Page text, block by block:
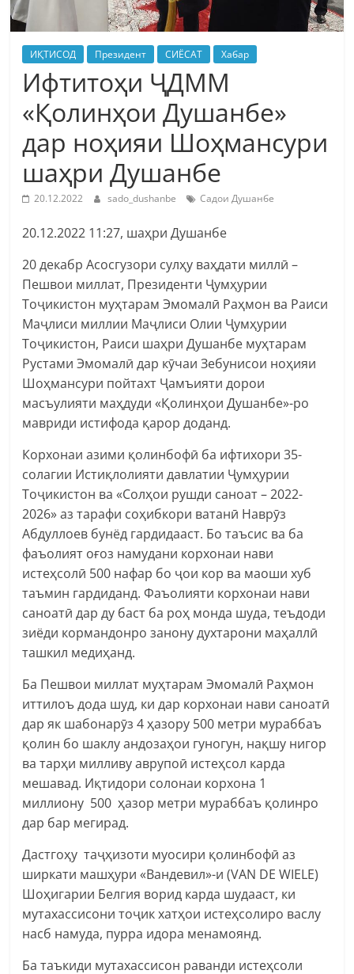
ИҚТИСОД Президент СИЁСАТ Хабар
Ифтитоҳи ҶДММ
«Қолинҳои Душанбе»
дар ноҳияи Шоҳмансури
шаҳри Душанбе
20.12.2022 sado_dushanbe Садои Душанбе
20.12.2022 11:27, шаҳри Душанбе
20 декабр Асосгузори сулҳу ваҳдати миллӣ –
Пешвои миллат, Президенти Ҷумҳурии
Тоҷикистон муҳтарам Эмомалӣ Раҳмон ва Раиси
Маҷлиси миллии Маҷлиси Олии Ҷумҳурии
Тоҷикистон, Раиси шаҳри Душанбе муҳтарам
Рустами Эмомалӣ дар кӯчаи Зебунисои ноҳияи
Шоҳмансури пойтахт Ҷамъияти дорои
масъулияти маҳдуди «Қолинҳои Душанбе»-ро
мавриди истифода қарор доданд.
Корхонаи азими қолинбофӣ ба ифтихори 35-
солагии Истиқлолияти давлатии Ҷумҳурии
Тоҷикистон ва «Солҳои рушди саноат – 2022-
2026» аз тарафи соҳибкори ватанӣ Наврӯз
Абдуллоев бунёд гардидааст. Бо таъсис ва ба
фаъолият оғоз намудани корхонаи нави
истеҳсолӣ 500 нафар бо ҷои кор ва маоши хуб
таъмин гардиданд. Фаъолияти корхонаи нави
саноатӣ дар ду баст ба роҳ монда шуда, теъдоди
зиёди кормандонро занону духтарони маҳаллӣ
ташкил медиҳанд.
Ба Пешвои миллат муҳтарам Эмомалӣ Раҳмон
иттилоъ дода шуд, ки дар корхонаи нави саноатӣ
дар як шабонарӯз 4 ҳазору 500 метри мураббаъ
қолин бо шаклу андозаҳои гуногун, нақшу нигор
ва тарҳи милливу аврупоӣ истеҳсол карда
мешавад. Иқтидори солонаи корхона 1
миллиону 500 ҳазор метри мураббаъ қолинро
дар бар мегирад.
Дастгоҳу таҷҳизоти муосири қолинбофӣ аз
ширкати машҳури «Вандевил»-и (VAN DE WIELE)
Шоҳигарии Белгия ворид карда шудааст, ки
мутахассисони тоҷик хатҳои истеҳсолиро васлу
насб намуда, пурра идора менамоянд.
Ба таъкиди мутахассисон раванди истеҳсоли